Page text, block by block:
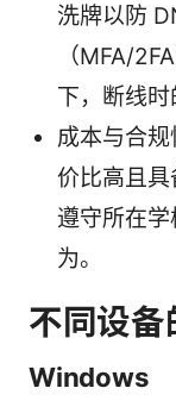
洗牌以防
（MFA/
下，断线时
成本与合
价比高且具
遵守所在
为。
不同设备
Windows